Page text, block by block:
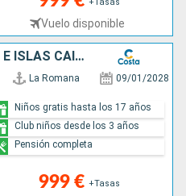
+Tasas
Vuelo disponible
REP. DOMINICANA, TURKS E ISLAS CAICOS, ANTILLAS, ISLAS VÍRGENES
La Romana 09/01/2028
999 € +Tasas
Niños gratis hasta los 17 años
Club niños desde los 3 años
Pensión completa